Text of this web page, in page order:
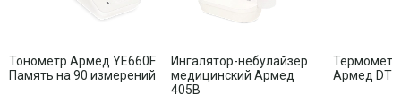
Тонометр Армед YE660F
Память на 90 измерений
Ингалятор-небулайзер
медицинский Армед
405B
Армед